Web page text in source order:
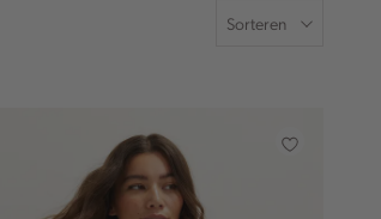
Sorteren